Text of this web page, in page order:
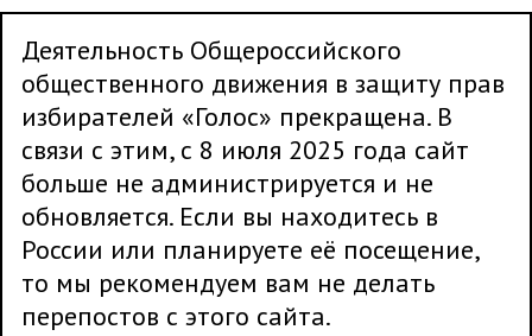
Деятельность Общероссийского
общественного движения в защиту прав
избирателей «Голос» прекращена. В
связи с этим, с 8 июля 2025 года сайт
больше не администрируется и не
обновляется. Если вы находитесь в
России или планируете её посещение,
то мы рекомендуем вам не делать
перепостов с этого сайта.